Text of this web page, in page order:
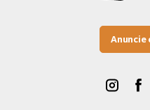
Anuncie